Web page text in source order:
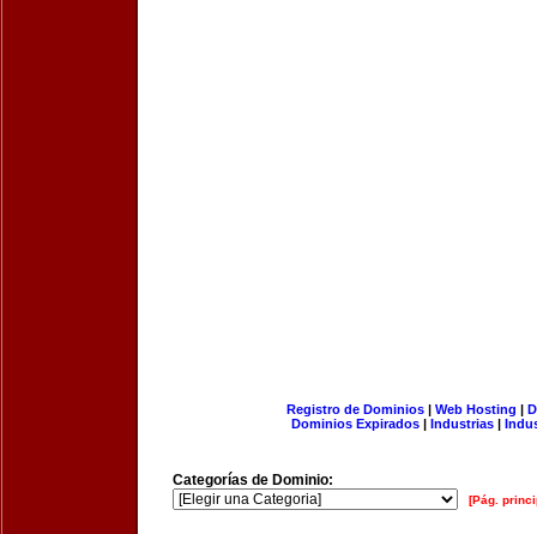
Registro de Dominios| Web Hosting |
Dominios Expirados | Industrias |
Categorías de Dominio:
[Pág.